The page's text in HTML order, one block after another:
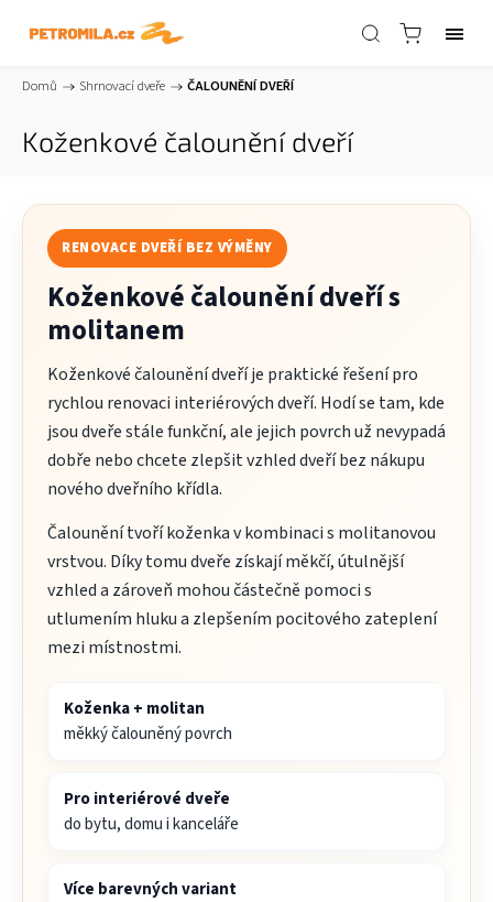
Domů / Shrnovací dveře / ČALOUNĚNÍ DVEŘÍ
Koženkové čalounění dveří
RENOVACE DVEŘÍ BEZ VÝMĚNY
Koženkové čalounění dveří s
molitanem
Koženkové čalounění dveří je praktické řešení pro
rychlou renovaci interiérových dveří. Hodí se tam, kde
jsou dveře stále funkční, ale jejich povrch už nevypadá
dobře nebo chcete zlepšit vzhled dveří bez nákupu
nového dveřního křídla.
Čalounění tvoří koženka v kombinaci s molitanovou
vrstvou. Díky tomu dveře získají měkčí, útulnější
vzhled a zároveň mohou částečně pomoci s
utlumením hluku a zlepšením pocitového zateplení
mezi místnostmi.
Koženka + molitan
měkký čalouněný povrch
Pro interiérové dveře
do bytu, domu i kanceláře
Více barevných variant